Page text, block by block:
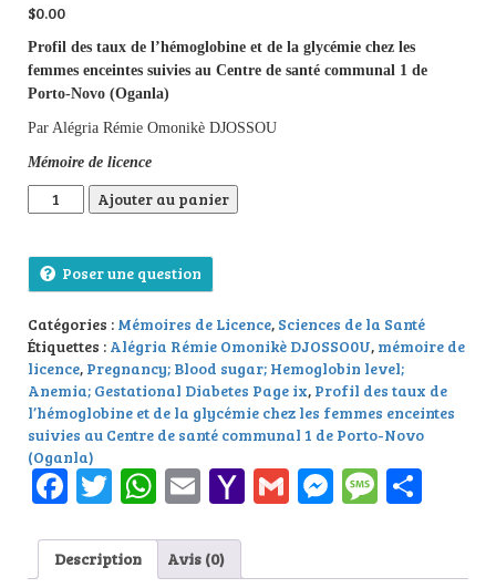
$0.00
Profil des taux de l’hémoglobine et de la glycémie chez les
femmes enceintes suivies au Centre de santé communal 1 de
Porto-Novo (Oganla)
Par Alégria Rémie Omonikè DJOSSOU
Mémoire de licence
quantité de Profil des taux de l’hémoglobine et de la
Ajouter au panier
Poser une question
Catégories : Mémoires de Licence, Sciences de la Santé
Étiquettes : Alégria Rémie Omonikè DJOSSO0U, mémoire de
licence, Pregnancy; Blood sugar; Hemoglobin level;
Anemia; Gestational Diabetes Page ix, Profil des taux de
l’hémoglobine et de la glycémie chez les femmes enceintes
suivies au Centre de santé communal 1 de Porto-Novo
(Oganla)
Facebook
Twitter
WhatsApp
EmailYahoo
Mail
Gmail
Description Avis (0)